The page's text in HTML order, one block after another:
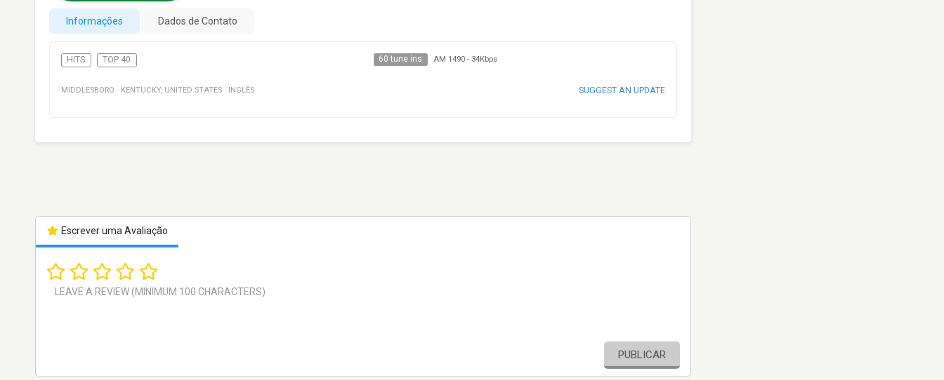
Informações Dados de Contato
HITS TOP 40 60 tune ins AM 1490- 34Kbps
MIDDLESBORO · KENTUCKY, UNITED STATES · INGLÊS SUGGEST AN UPDATE
Escrever uma Avaliação
PUBLICAR